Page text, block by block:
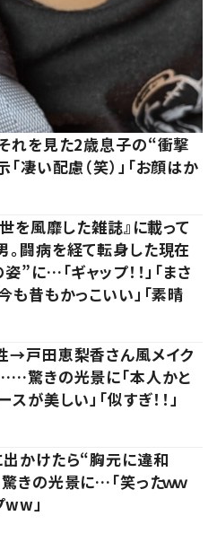
れを見た2歳息子の“衝撃
い配慮（笑）」「お顔はか
を風靡した雑誌』に載って
。闘病を経て転身した現在
”に…「ギャップ！！」「まさ
も昔もかっこいい」「素晴
→戸田恵梨香さん風メイク
驚きの光景に「本人かと
スが美しい」「似すぎ！！」
出かけたら“胸元に違和
きの光景に…「笑ったｗｗ
ww」